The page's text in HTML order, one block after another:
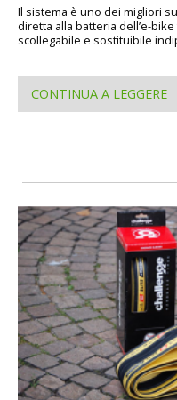
Il sistema è uno dei migliori
diretta alla batteria dell’e-
scollegabile e sostituibile
CONTINUA A LEGGERE